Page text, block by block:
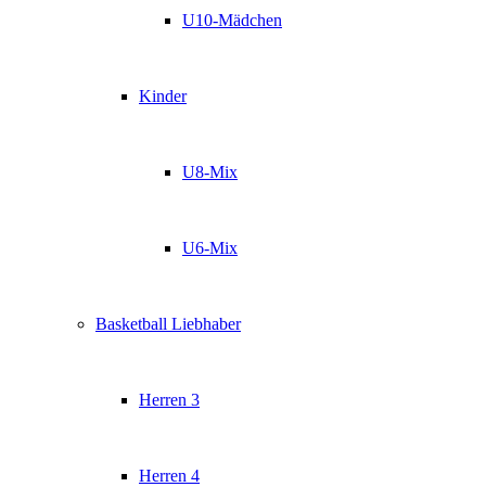
U10-Mädchen
Kinder
U8-Mix
U6-Mix
Basketball Liebhaber
Herren 3
Herren 4